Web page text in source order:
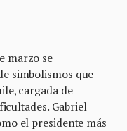
marzo se
simbolismos que
cargada de
Gabriel
el presidente más